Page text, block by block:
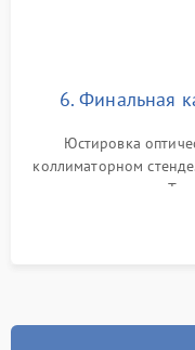
6. Финальная
Юстировка
коллиматорном
ударном стенде.
темноте, дальности